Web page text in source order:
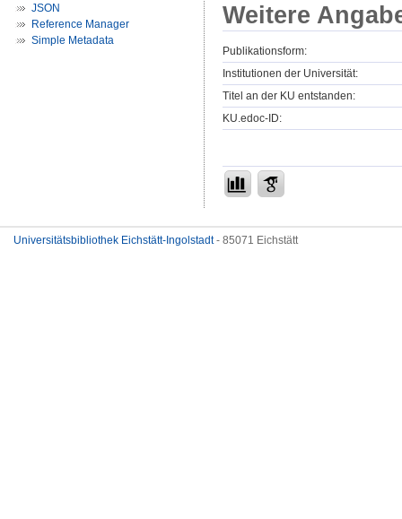
JSON
Reference Manager
Simple Metadata
Weitere
Publikationsform:
Institutionen der Universität:
Titel an der KU entstanden:
KU.edoc-ID:
Universitätsbibliothek Eichstätt-Ingolstadt- 85071 Eichstätt